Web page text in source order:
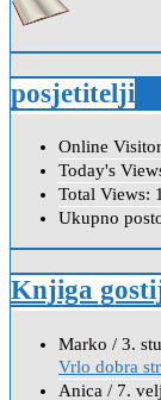
posjetitelji
Online
Today's
Total Views:
Ukupno
Knjiga
Marko / 3.
Vrlo dobra
Anica / 7.